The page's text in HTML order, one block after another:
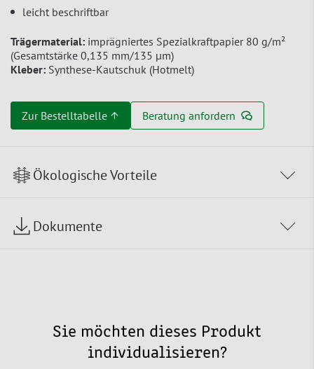
leicht beschriftbar
Trägermaterial: imprägniertes Spezialkraftpapier 80 g/m²
(Gesamtstärke 0,135 mm/135 µm)
Kleber: Synthese-Kautschuk (Hotmelt)
Zur Bestelltabelle ↑ Beratung anfordern
Ökologische Vorteile
Dokumente
Sie möchten dieses Produkt
individualisieren?